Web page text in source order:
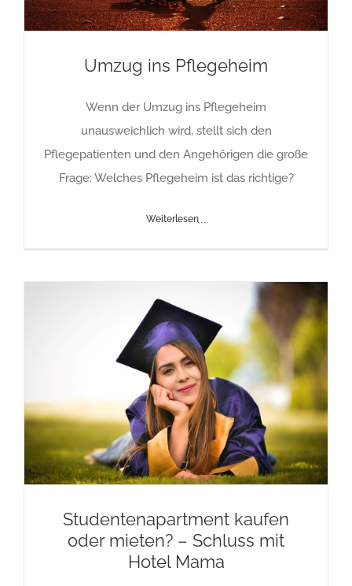
Umzug ins Pflegeheim
Wenn der Umzug ins Pflegeheim
unausweichlich wird, stellt sich den
Pflegepatienten und den Angehörigen die große
Frage: Welches Pflegeheim ist das richtige?
Weiterlesen
Studentenapartment kaufen
oder mieten? – Schluss mit
Hotel Mama